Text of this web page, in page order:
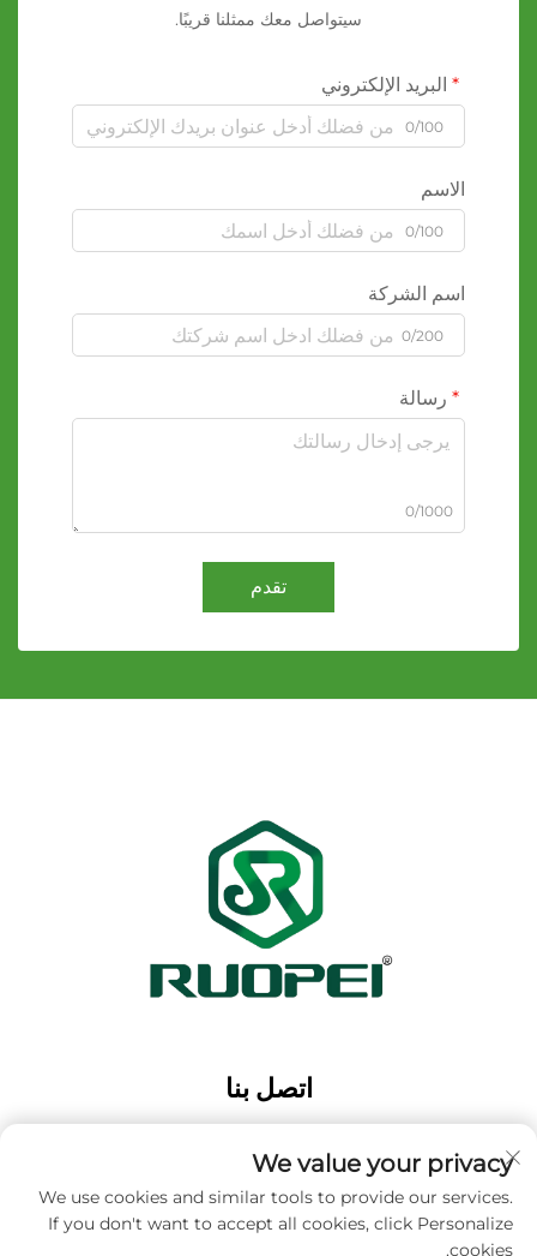
سيتواصل معك ممثلنا قريبًا.
البريد الإلكتروني
0/100
الاسم
0/100
اسم الشركة
0/200
رسالة
0/1000
تقدم
اتصل بنا
مدينة جينهوا، مقاطعة تشجيانغ، الصين
الهاتف:+86-13616897017
البريد الإلكتروني:[email protected]
We value your privacy
We use cookies and similar tools to provide our services.
If you don't want to accept all cookies, click Personalize
cookies.